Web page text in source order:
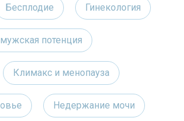
Бесплодие Гинекология
потенция
Климакс и менопауза
Недержание мочи